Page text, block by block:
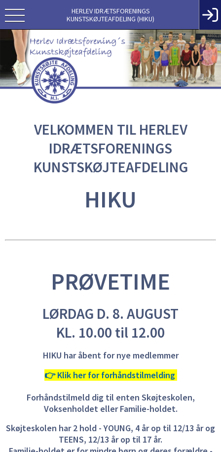
HERLEV IDRÆTSFORENINGS
KUNSTSKØJTEAFDELING (HIKU)
VELKOMMEN TIL HERLEV
IDRÆTSFORENINGS
KUNSTSKØJTEAFDELING
HIKU
PRØVETIME
LØRDAG D. 8. AUGUST
KL. 10.00 til 12.00
HIKU har åbent for nye medlemmer
👉 Klik her for forhåndstilmelding
Forhåndstilmeld dig til enten Skøjteskolen,
Voksenholdet eller Familie-holdet.
Skøjteskolen har 2 hold - YOUNG, 4 år op til 12/13 år og
TEENS, 12/13 år op til 17 år.